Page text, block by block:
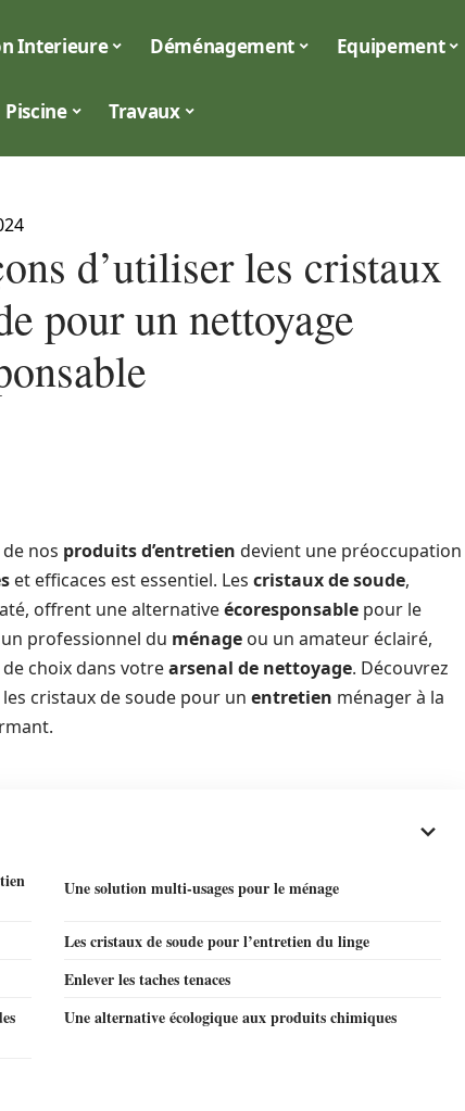
Interieure Déménagement Equipement
Piscine Travaux
d’utiliser les cristaux
pour un nettoyage
nos produits d’entretien devient une préoccupation
et efficaces est essentiel. Les cristaux de soude,
offrent une alternativeécoresponsable pour le
professionnel du ménage ou un amateur éclairé,
choix dans votrearsenal de nettoyage. Découvrez
les cristaux de soude pour un entretien ménager à la
Une solution multi-usages pour le ménage
Les cristaux de soude pour l’entretien du linge
Enlever les taches tenaces
Une alternative écologique aux produits chimiques